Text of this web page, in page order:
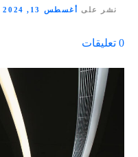
نشر على أغسطس 13, 2024
0 تعليقات
ى
٪
s